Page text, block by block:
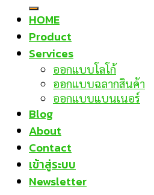
HOME
Product
Services
ออกแบบโลโก้
ออกแบบฉลากสินค้า
ออกแบบแบนเนอร์
Blog
About
Contact
เข้าสู่ระบบ
Newsletter